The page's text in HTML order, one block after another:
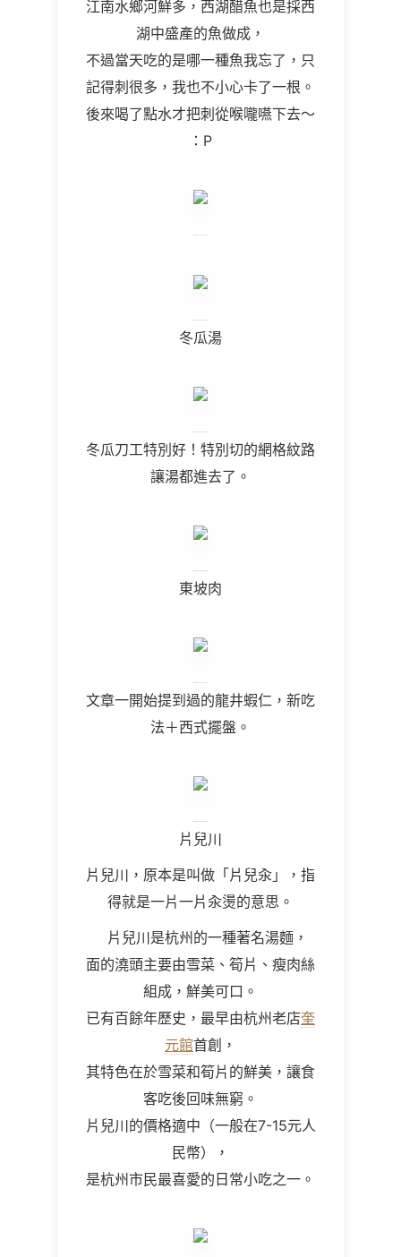
江南水鄉河鮮多，西湖醋魚也是採西
湖中盛產的魚做成，
不過當天吃的是哪一種魚我忘了，只
記得刺很多，我也不小心卡了一根。
後來喝了點水才把刺從喉嚨嚥下去～
：P
冬瓜湯
冬瓜刀工特別好！特別切的網格紋路
讓湯都進去了。
東坡肉
文章一開始提到過的龍井蝦仁，新吃
法＋西式擺盤。
片兒川
片兒川，原本是叫做「片兒汆」，指
得就是一片一片汆燙的意思。
片兒川是杭州的一種著名湯麵，
面的澆頭主要由雪菜、筍片、瘦肉絲
組成，鮮美可口。
已有百餘年歷史，最早由杭州老店奎
元館首創，
其特色在於雪菜和筍片的鮮美，讓食
客吃後回味無窮。
片兒川的價格適中（一般在7-15元人
民幣），
是杭州市民最喜愛的日常小吃之一。